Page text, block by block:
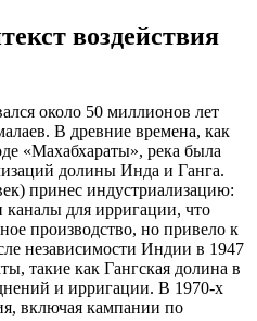
воздействия
около 50 миллионов лет
В древние времена, как
«Махабхараты», река была
долины Инда и Ганга.
принес индустриализацию:
для ирригации, что
производство, но привело к
независимости Индии в 1947
такие как Гангская долина в
и ирригации. В 1970-х
включая кампании по